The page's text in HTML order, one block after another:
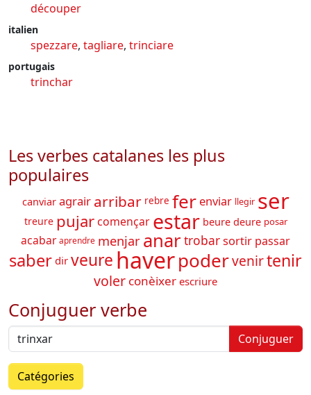
découper
italien
spezzare, tagliare, trinciare
portugais
trinchar
Les verbes catalanes les plus
populaires
canviar agrair arribar rebre fer enviar llegir ser
treure pujar començar estar beure deure posar
acabar aprendre menjar anartrobarsortir passar
saber dir veure haverpodervenirtenir
voler conèixer escriure
Conjuguer verbe
Conjuguer
Catégories